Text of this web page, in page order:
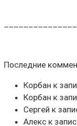
Последние
Корбан к
Корбан к
Сергей к
Алекс к